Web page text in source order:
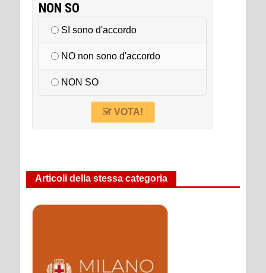
NON SO
SI sono d'accordo
NO non sono d'accordo
NON SO
VOTA!
Articoli della stessa categoria